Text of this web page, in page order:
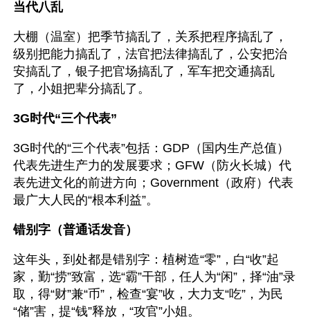
当代八乱
大棚（温室）把季节搞乱了，关系把程序搞乱了，
级别把能力搞乱了，法官把法律搞乱了，公安把治
安搞乱了，银子把官场搞乱了，军车把交通搞乱
了，小姐把辈分搞乱了。
3G时代“三个代表”
3G时代的“三个代表”包括：GDP（国内生产总值）
代表先进生产力的发展要求；GFW（防火长城）代
表先进文化的前进方向；Government（政府）代表
最广大人民的“根本利益”。
错别字（普通话发音）
这年头，到处都是错别字：植树造“零”，白“收”起
家，勤“捞”致富，选“霸”干部，任人为“闲”，择“油”录
取，得“财”兼“币”，检查“宴”收，大力支“吃”，为民
“储”害，提“钱”释放，“攻官”小姐。